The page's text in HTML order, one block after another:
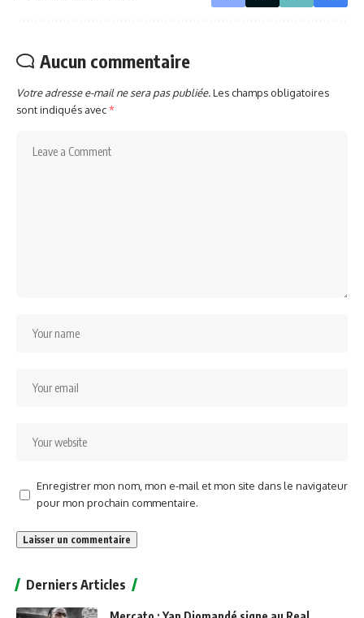
Aucun commentaire
Votre adresse e-mail ne sera pas publiée.Les champs obligatoires
sont indiqués avec*
Enregistrer mon nom, mon e-mail et mon site dans le navigateur
pour mon prochain commentaire.
Derniers Articles